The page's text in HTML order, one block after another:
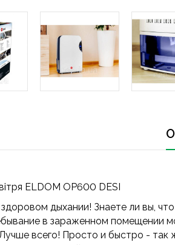
ELDOM OP600 DESI
здоровом дыхании! Знаете ли вы,
в зараженном помещении
всего! Просто и быстро -